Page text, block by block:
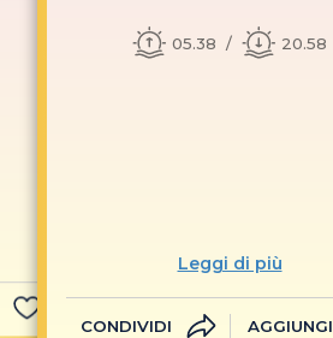
05.38 20.58
Leggi di più
CONDIVIDI AGGIUNGI